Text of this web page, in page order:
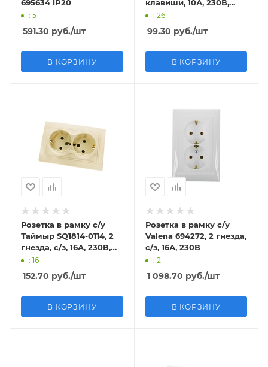
695634 IP20
: 5
591.30 руб./шт
В КОРЗИНУ
клавиши, 10А, 230В,
IP20
: 26
99.30 руб./шт
В КОРЗИНУ
Розетка в рамку с/у
Таймыр SQ1814-0114, 2
гнезда, с/з, 16А, 230В,
IP20
: 16
152.70 руб./шт
В КОРЗИНУ
Розетка в рамку с/у
Valena 694272, 2 гнезда,
с/з, 16А, 230В
: 2
1 098.70 руб./шт
В КОРЗИНУ